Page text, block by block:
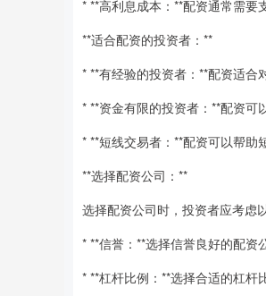
* **高利息成本：**配资通常需要
**适合配资的投资者：**
* **有经验的投资者：**配资适合
* **资金有限的投资者：**配资可
* **短线交易者：**配资可以帮助
**选择配资公司：**
选择配资公司时，投资者应考虑
* **信誉：**选择信誉良好的配资
* **杠杆比例：**选择合适的杠杆